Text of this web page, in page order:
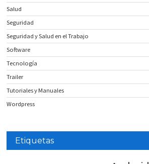
Salud
Seguridad
Seguridad y Salud en el Trabajo
Software
Tecnología
Trailer
Tutoriales y Manuales
Wordpress
Etiquetas